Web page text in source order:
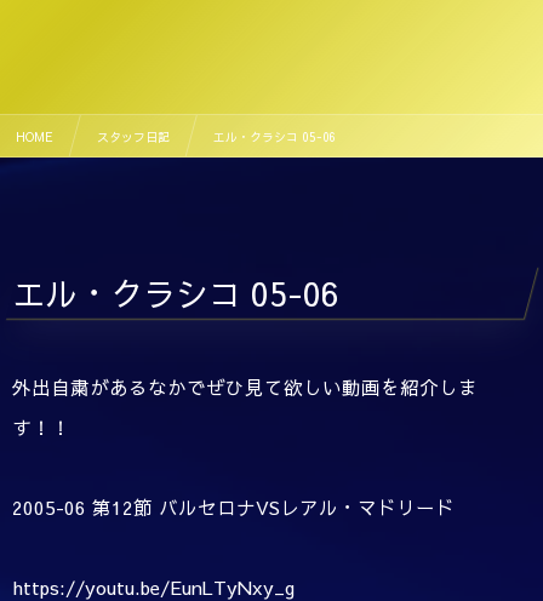
HOME スタッフ日記 エル・クラシコ 05-06
エル・クラシコ 05-06
外出自粛があるなかでぜひ見て欲しい動画を紹介しま
す！！
2005-06 第12節 バルセロナVSレアル・マドリード
https://youtu.be/EunLTyNxy_g